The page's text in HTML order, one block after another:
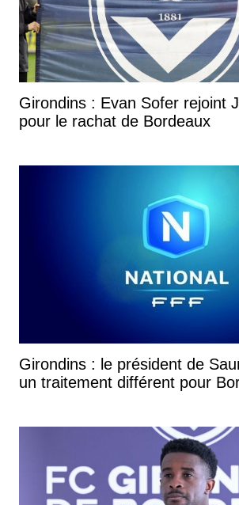
Girondins : Evan Sofer rejoint
pour le rachat de Bordeaux
Girondins : le président de
un traitement différent pour